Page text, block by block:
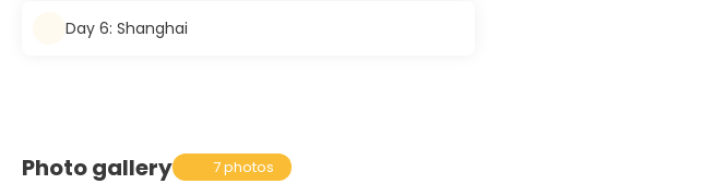
Day 6: Shanghai
Photo gallery 7 photos